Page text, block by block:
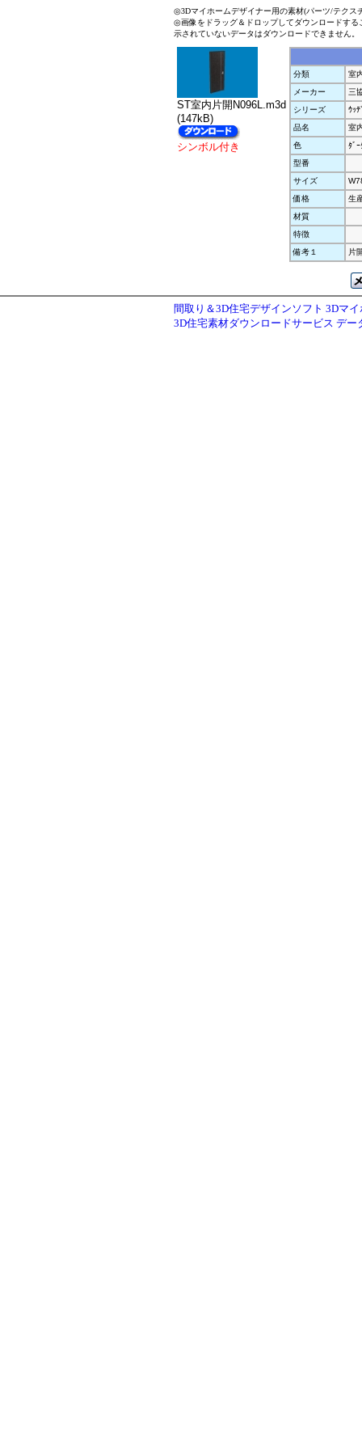
◎3Dマイホームデザイナー用の素材(パーツ/テクス
◎画像をドラッグ＆ドロップしてダウンロードす
示されていないデータはダウンロードできません。
ST室内片開N096L.m3d
(147kB)
シンボル付き
分類
室
メーカー
三
シリーズ
ｳｯﾃ
品名
室
色
ﾀﾞｰ
型番
サイズ
価格
生
材質
特徴
備考１
片
間取り＆3D住宅デザインソフト 3Dマ
3D住宅素材ダウンロードサービス デー